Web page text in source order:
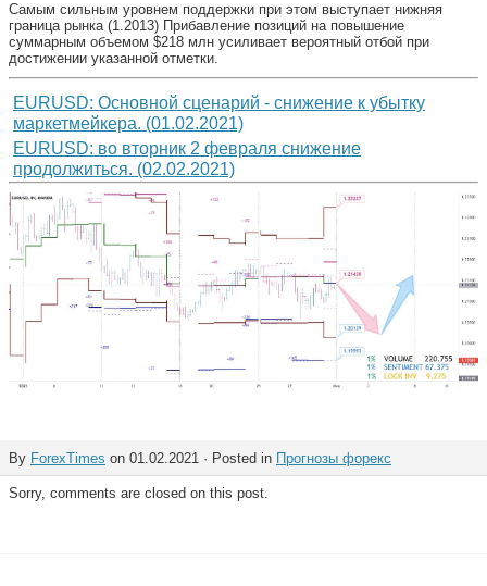
Самым сильным уровнем поддержки при этом выступает нижняя
граница рынка (1.2013) Прибавление позиций на повышение
суммарным объемом $218 млн усиливает вероятный отбой при
достижении указанной отметки.
EURUSD: Основной сценарий - снижение к убытку
маркетмейкера. (01.02.2021)
EURUSD: во вторник 2 февраля снижение
продолжиться. (02.02.2021)
By ForexTimes on 01.02.2021 · Posted in Прогнозы форекс
Sorry, comments are closed on this post.